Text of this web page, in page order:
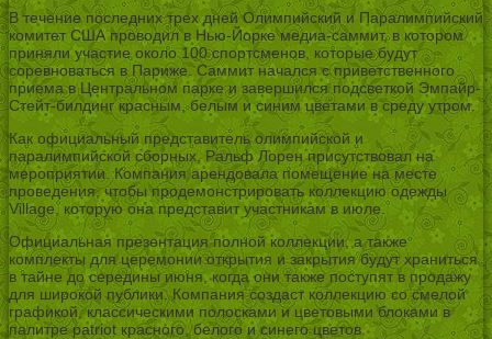
В течение последних трех дней Олимпийский и Паралимпийский
комитет США проводил в Нью-Йорке медиа-саммит, в котором
приняли участие около 100 спортсменов, которые будут
соревноваться в Париже. Саммит начался с приветственного
приема в Центральном парке и завершился подсветкой Эмпайр-
Стейт-билдинг красным, белым и синим цветами в среду утром.
Как официальный представитель олимпийской и
паралимпийской сборных, Ральф Лорен присутствовал на
мероприятии. Компания арендовала помещение на месте
проведения, чтобы продемонстрировать коллекцию одежды
Village, которую она представит участникам в июле.
Официальная презентация полной коллекции, а также
комплекты для церемонии открытия и закрытия будут храниться
в тайне до середины июня, когда они также поступят в продажу
для широкой публики. Компания создаст коллекцию со смелой
графикой, классическими полосками и цветовыми блоками в
палитре patriot красного, белого и синего цветов.